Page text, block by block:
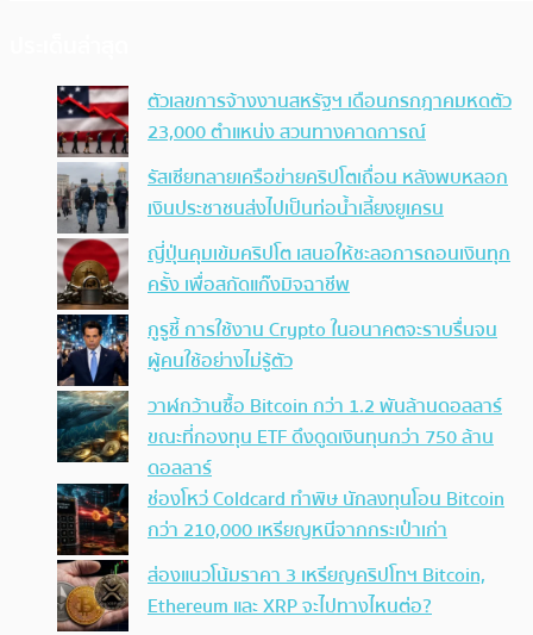
ตัวเลขการจ้างงานสหรัฐฯ เดือนกรกฎาคมหดตัว
23,000 ตำแหน่ง สวนทางคาดการณ์
รัสเซียทลายเครือข่ายคริปโตเถื่อน หลังพบหลอก
เงินประชาชนส่งไปเป็นท่อน้ำเลี้ยงยูเครน
ญี่ปุ่นคุมเข้มคริปโต เสนอให้ชะลอการถอนเงินทุก
ครั้ง เพื่อสกัดแก๊งมิจฉาชีพ
กูรูชี้ การใช้งาน Crypto ในอนาคตจะราบรื่นจน
ผู้คนใช้อย่างไม่รู้ตัว
วาฬกว้านซื้อ Bitcoin กว่า 1.2 พันล้านดอลลาร์
ขณะที่กองทุน ETF ดึงดูดเงินทุนกว่า 750 ล้าน
ดอลลาร์
ช่องโหว่ Coldcard ทำพิษ นักลงทุนโอน Bitcoin
กว่า 210,000 เหรียญหนีจากกระเป๋าเก่า
ส่องแนวโน้มราคา 3 เหรียญคริปโทฯ Bitcoin,
Ethereum และ XRP จะไปทางไหนต่อ?